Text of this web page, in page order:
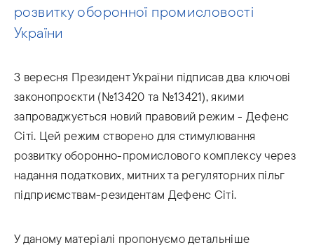
розвитку оборонної промисловості
України
3 вересня Президент України підписав два ключові
законопроєкти (№13420 та №13421), якими
запроваджується новий правовий режим - Дефенс
Сіті. Цей режим створено для стимулювання
розвитку оборонно-промислового комплексу через
надання податкових, митних та регуляторних пільг
підприємствам-резидентам Дефенс Сіті.
У даному матеріалі пропонуємо детальніше